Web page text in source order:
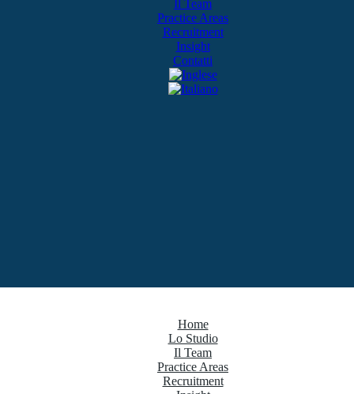
Il Team
Practice Areas
Recruitment
Insight
Contatti
Home
Lo Studio
Il Team
Practice Areas
Recruitment